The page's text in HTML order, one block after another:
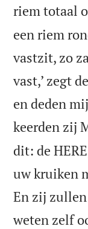
riem totaal
een riem
vastzit, zo
vast,’ zegt
en deden
keerden zij
dit: de
uw kruiken
En zij
weten zelf